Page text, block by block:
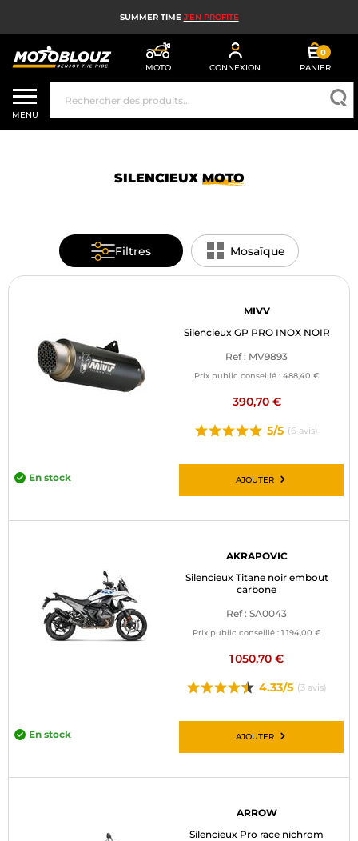
SUMMER TIME J'EN PROFITE
MOTO CONNEXION
0
PANIER
CASQUE MOTO
ÉQUIPEMENT MOTO HOMME
AIRBAG MOTO
ACCESSOIRES MOTO
BAGAGERIE MOTO
CARTES CADEAUX
MODIFIER
MARQUES
CONSEILS
MENU
SILENCIEUX MOTO
Filtres Mosaïque
MIVV
Silencieux GP PRO INOX NOIR
Ref : MV9893
Prix public conseillé : 488,40 €
390,70 €
5/5 (6 avis)
En stock AJOUTER
AKRAPOVIC
Silencieux Titane noir embout
carbone
Ref : SA0043
Prix public conseillé : 1 194,00 €
1 050,70 €
4.33/5 (3 avis)
En stock AJOUTER
ARROW
Silencieux Pro race nichrom